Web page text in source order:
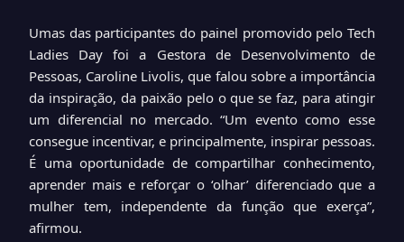
Umas das participantes do painel promovido pelo Tech
Ladies Day foi a Gestora de Desenvolvimento de
Pessoas, Caroline Livolis, que falou sobre a importância
da inspiração, da paixão pelo o que se faz, para atingir
um diferencial no mercado. “Um evento como esse
consegue incentivar, e principalmente, inspirar pessoas.
É uma oportunidade de compartilhar conhecimento,
aprender mais e reforçar o ‘olhar’ diferenciado que a
mulher tem, independente da função que exerça”,
afirmou.